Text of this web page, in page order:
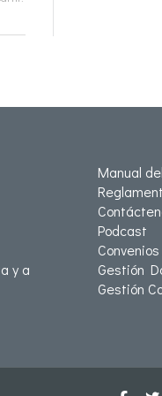
y a
Manual
Podcast
Gestión
Gestión